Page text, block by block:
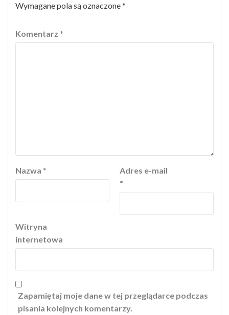
Wymagane pola są oznaczone*
Komentarz *
Nazwa *
Adres e-mail
*
Witryna
internetowa
Zapamiętaj moje dane w tej przeglądarce podczas
pisania kolejnych komentarzy.